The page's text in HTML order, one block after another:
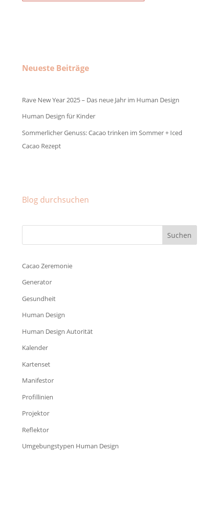
Neueste Beiträge
Rave New Year 2025 – Das neue Jahr im Human Design
Human Design für Kinder
Sommerlicher Genuss: Cacao trinken im Sommer + Iced
Cacao Rezept
Blog durchsuchen
Cacao Zeremonie
Generator
Gesundheit
Human Design
Human Design Autorität
Kalender
Kartenset
Manifestor
Profillinien
Projektor
Reflektor
Umgebungstypen Human Design